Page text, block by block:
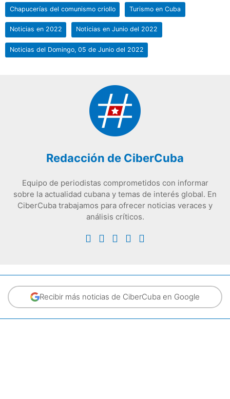
Chapucerías del comunismo criollo Turismo en Cuba
Noticias en 2022 Noticias en Junio del 2022
Noticias del Domingo, 05 de Junio del 2022
Redacción de CiberCuba
Equipo de periodistas comprometidos con informar
sobre la actualidad cubana y temas de interés global. En
CiberCuba trabajamos para ofrecer noticias veraces y
análisis críticos.
Recibir más noticias de CiberCuba en Google